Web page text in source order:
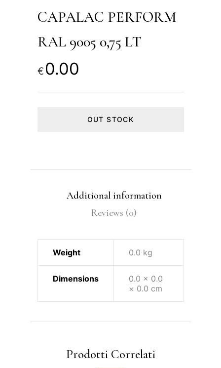
CAPALAC PERFORM
RAL 9005 0,75 LT
€ 0.00
OUT STOCK
Additional information
Reviews (0)
Weight 0.0 kg
Dimensions
0.0 × 0.0
× 0.0 cm
Prodotti Correlati